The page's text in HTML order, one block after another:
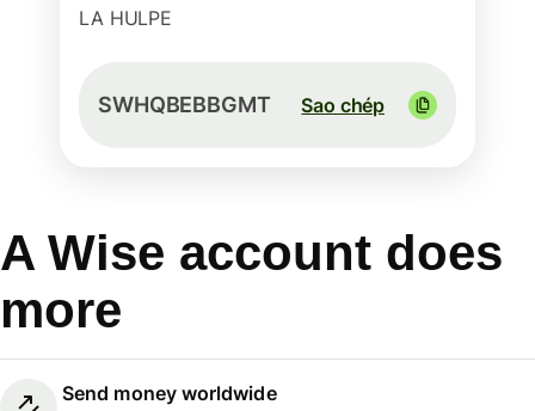
LA HULPE
SWHQBEBBGMT Sao chép
A Wise account does
more
Send money worldwide